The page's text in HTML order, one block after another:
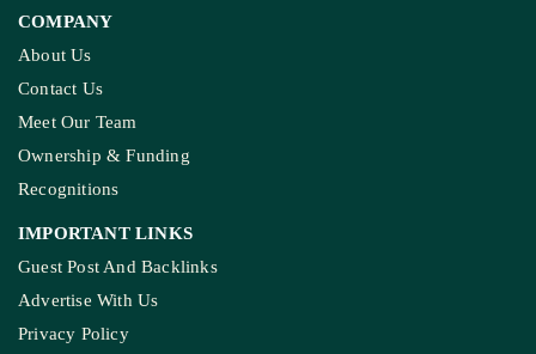
Kashmir’s Mountains Are Warming; Nights Are
COMPANY